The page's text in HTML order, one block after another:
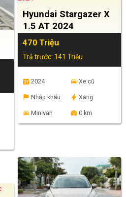
Hyundai Stargazer X
1.5 AT 2024
470 Triệu
Trả trước: 141 Triệu
2024 Xe cũ
Nhập khẩu Xăng
Minivan 0 km